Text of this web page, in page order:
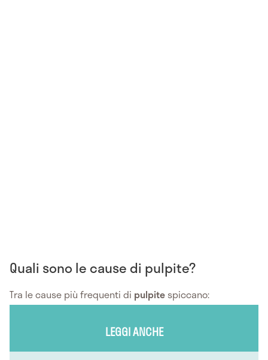
Quali sono le cause di pulpite?
Tra le cause più frequenti di pulpite spiccano:
LEGGI ANCHE